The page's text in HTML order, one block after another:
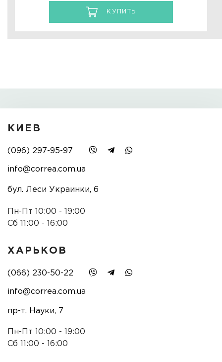
КУПИТЬ
КИЕВ
(096) 297-95-97
info@correa.com.ua
бул. Леси Украинки, 6
Пн-Пт 10:00 - 19:00
Сб 11:00 - 16:00
ХАРЬКОВ
(066) 230-50-22
info@correa.com.ua
пр-т. Науки, 7
Пн-Пт 10:00 - 19:00
Сб 11:00 - 16:00